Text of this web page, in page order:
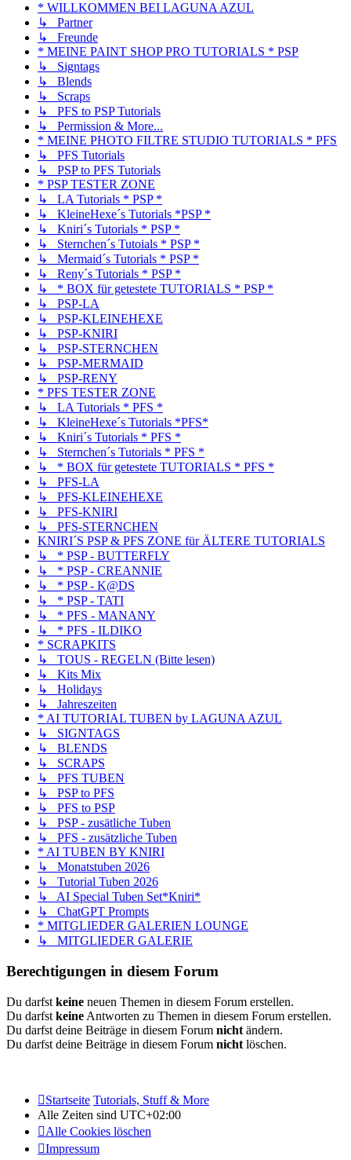
* WILLKOMMEN BEI LAGUNA AZUL
↳ Partner
↳ Freunde
* MEINE PAINT SHOP PRO TUTORIALS * PSP
↳ Signtags
↳ Blends
↳ Scraps
↳ PFS to PSP Tutorials
↳ Permission & More...
* MEINE PHOTO FILTRE STUDIO TUTORIALS * PFS
↳ PFS Tutorials
↳ PSP to PFS Tutorials
* PSP TESTER ZONE
↳ LA Tutorials * PSP *
↳ KleineHexe´s Tutorials *PSP *
↳ Kniri´s Tutorials * PSP *
↳ Sternchen´s Tutoials * PSP *
↳ Mermaid´s Tutorials * PSP *
↳ Reny´s Tutorials * PSP *
↳ * BOX für getestete TUTORIALS * PSP *
↳ PSP-LA
↳ PSP-KLEINEHEXE
↳ PSP-KNIRI
↳ PSP-STERNCHEN
↳ PSP-MERMAID
↳ PSP-RENY
* PFS TESTER ZONE
↳ LA Tutorials * PFS *
↳ KleineHexe´s Tutorials *PFS*
↳ Kniri´s Tutorials * PFS *
↳ Sternchen´s Tutorials * PFS *
↳ * BOX für getestete TUTORIALS * PFS *
↳ PFS-LA
↳ PFS-KLEINEHEXE
↳ PFS-KNIRI
↳ PFS-STERNCHEN
KNIRI´S PSP & PFS ZONE für ÄLTERE TUTORIALS
↳ * PSP - BUTTERFLY
↳ * PSP - CREANNIE
↳ * PSP - K@DS
↳ * PSP - TATI
↳ * PFS - MANANY
↳ * PFS - ILDIKO
* SCRAPKITS
↳ TOUS - REGELN (Bitte lesen)
↳ Kits Mix
↳ Holidays
↳ Jahreszeiten
* AI TUTORIAL TUBEN by LAGUNA AZUL
↳ SIGNTAGS
↳ BLENDS
↳ SCRAPS
↳ PFS TUBEN
↳ PSP to PFS
↳ PFS to PSP
↳ PSP - zusätliche Tuben
↳ PFS - zusätzliche Tuben
* AI TUBEN BY KNIRI
↳ Monatstuben 2026
↳ Tutorial Tuben 2026
↳ AI Special Tuben Set*Kniri*
↳ ChatGPT Prompts
* MITGLIEDER GALERIEN LOUNGE
↳ MITGLIEDER GALERIE
Berechtigungen in diesem Forum
Du darfst keine neuen Themen in diesem Forum erstellen.
Du darfst keine Antworten zu Themen in diesem Forum erstellen.
Du darfst deine Beiträge in diesem Forum nicht ändern.
Du darfst deine Beiträge in diesem Forum nicht löschen.
Startseite Tutorials, Stuff & More
Alle Zeiten sind UTC+02:00
Alle Cookies löschen
Impressum